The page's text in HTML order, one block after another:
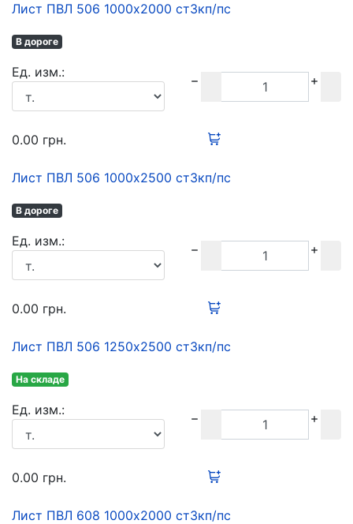
Лист ПВЛ 506 1000х2000 ст3кп/пс
В дороге
Ед. изм.:
0.00 грн.
Лист ПВЛ 506 1000х2500 ст3кп/пс
В дороге
Ед. изм.:
0.00 грн.
Лист ПВЛ 506 1250х2500 ст3кп/пс
На складе
Ед. изм.:
0.00 грн.
Лист ПВЛ 608 1000х2000 ст3кп/пс